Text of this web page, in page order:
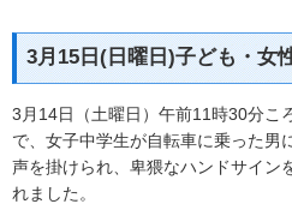
3月15日(日曜日)子ども・女
3月14日（土曜日）午前11時30分こ
で、女子中学生が自転車に乗った男
声を掛けられ、卑猥なハンドサイン
れました。